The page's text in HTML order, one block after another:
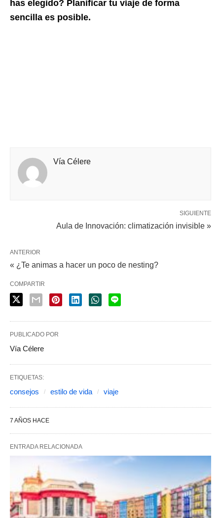
has elegido? Planificar tu viaje de forma
sencilla es posible.
Vía Célere
SIGUIENTE
Aula de Innovación: climatización invisible »
ANTERIOR
« ¿Te animas a hacer un poco de nesting?
COMPARTIR
PUBLICADO POR
Vía Célere
ETIQUETAS:
consejos estilo de vida viaje
7 AÑOS HACE
ENTRADA RELACIONADA